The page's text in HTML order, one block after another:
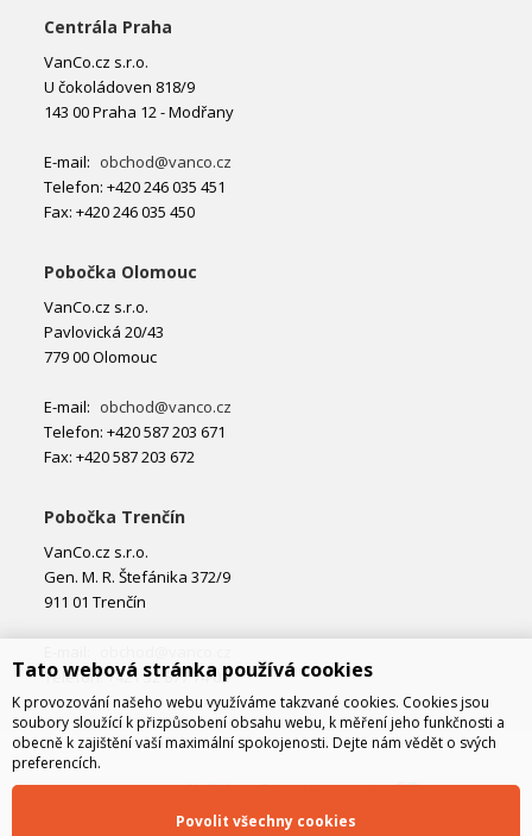
Centrála Praha
VanCo.cz s.r.o.
U čokoládoven 818/9
143 00 Praha 12 - Modřany
E-mail: obchod@vanco.cz
Telefon: +420 246 035 451
Fax: +420 246 035 450
Pobočka Olomouc
VanCo.cz s.r.o.
Pavlovická 20/43
779 00 Olomouc
E-mail: obchod@vanco.cz
Telefon: +420 587 203 671
Fax: +420 587 203 672
Pobočka Trenčín
VanCo.cz s.r.o.
Gen. M. R. Štefánika 372/9
911 01 Trenčín
Telefon: +421 32 877 74 02
Tato webová stránka používá cookies
K provozování našeho webu využíváme takzvané cookies. Cookies jsou
soubory sloužící k přizpůsobení obsahu webu, k měření jeho funkčnosti a
obecně k zajištění vaší maximální spokojenosti. Dejte nám vědět o svých
preferencích.
Povolit všechny cookies